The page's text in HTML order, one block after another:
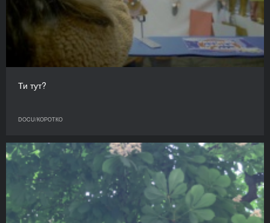
Ти тут?
DOCU/КОРОТКО